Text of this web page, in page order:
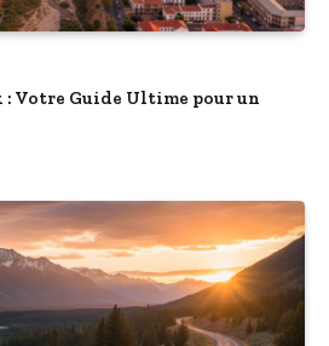
Votre Guide Ultime pour un